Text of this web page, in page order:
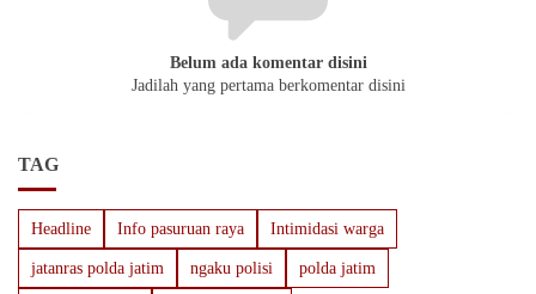
Belum ada komentar disini
Jadilah yang pertama berkomentar disini
TAG
Headline Info pasuruan raya Intimidasi warga
jatanras polda jatim ngaku polisi polda jatim